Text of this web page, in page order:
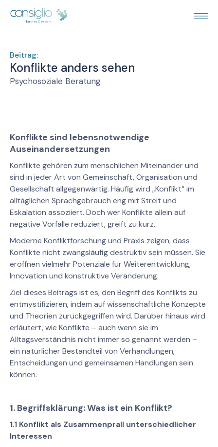
Beitrag:
Konflikte anders sehen
Psychosoziale Beratung
Konflikte sind lebensnotwendige
Auseinandersetzungen
Konflikte gehören zum menschlichen Miteinander und
sind in jeder Art von Gemeinschaft, Organisation und
Gesellschaft allgegenwärtig. Häufig wird „Konflikt“ im
alltäglichen Sprachgebrauch eng mit Streit und
Eskalation assoziiert. Doch wer Konflikte allein auf
negative Vorfälle reduziert, greift zu kurz.
Moderne Konfliktforschung und Praxis zeigen, dass
Konflikte nicht zwangsläufig destruktiv sein müssen. Sie
eröffnen vielmehr Potenziale für Weiterentwicklung,
Innovation und konstruktive Veränderung.
Ziel dieses Beitrags ist es, den Begriff des Konflikts zu
entmystifizieren, indem auf wissenschaftliche Konzepte
und Theorien zurückgegriffen wird. Darüber hinaus wird
erläutert, wie Konflikte – auch wenn sie im
Alltagsverständnis nicht immer so genannt werden –
ein natürlicher Bestandteil von Verhandlungen,
Entscheidungen und gemeinsamen Handlungen sein
können.
1. Begriffsklärung: Was ist ein Konflikt?
1.1 Konflikt als Zusammenprall unterschiedlicher
Interessen